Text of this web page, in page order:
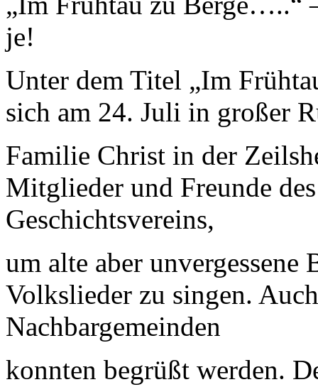
je!
Unter dem Titel „Im
sich am 24. Juli in großer
Familie Christ in der
Mitglieder und Freunde
Geschichtsvereins,
um alte aber
Volkslieder zu singen.
Nachbargemeinden
konnten begrüßt werden.